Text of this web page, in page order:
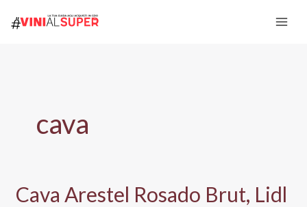
cava
Cava Arestel Rosado Brut, Lidl